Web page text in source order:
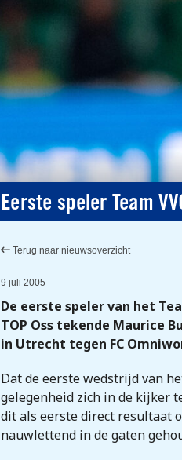
Eerste speler Team
Terug naar nieuwsoverzicht
9 juli 2005
De eerste speler van het
TOP Oss tekende Maurice
in Utrecht tegen FC
Dat de eerste wedstrijd van
gelegenheid zich in de kijker
dit als eerste direct resultaat
nauwlettend in de gaten